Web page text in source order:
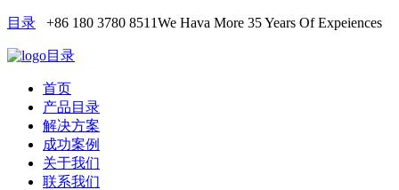
目录 +86 180 3780 8511We Hava More 35 Years Of Expeiences
目录
首页
产品目录
解决方案
成功案例
关于我们
联系我们